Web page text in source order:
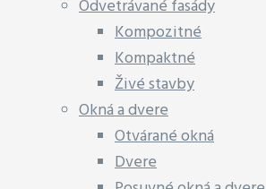
Odvetrávané fasády
Kompozitné
Kompaktné
Živé stavby
Okná a dvere
Otvárané okná
Dvere